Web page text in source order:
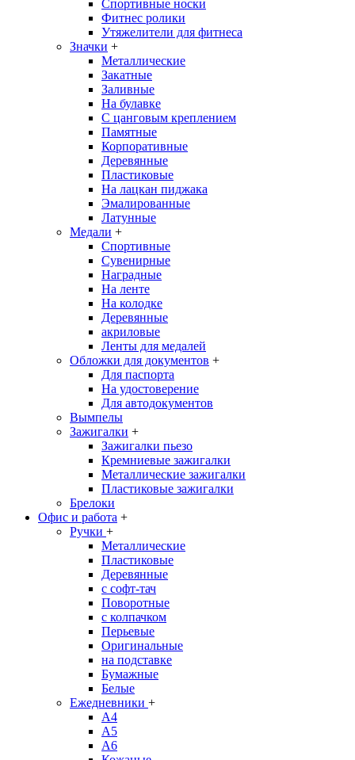
Спортивные носки
Фитнес ролики
Утяжелители для фитнеса
Значки +
Металлические
Закатные
Заливные
На булавке
С цанговым креплением
Памятные
Корпоративные
Деревянные
Пластиковые
На лацкан пиджака
Эмалированные
Латунные
Медали +
Спортивные
Сувенирные
Наградные
На ленте
На колодке
Деревянные
акриловые
Ленты для медалей
Обложки для документов +
Для паспорта
На удостоверение
Для автодокументов
Вымпелы
Зажигалки +
Зажигалки пьезо
Кремниевые зажигалки
Металлические зажигалки
Пластиковые зажигалки
Брелоки
Офис и работа +
Ручки +
Металлические
Пластиковые
Деревянные
с софт-тач
Поворотные
с колпачком
Перьевые
Оригинальные
на подставке
Бумажные
Белые
Ежедневники +
A4
A5
A6